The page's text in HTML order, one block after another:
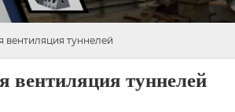
вентиляция туннелей
вентиляция туннелей